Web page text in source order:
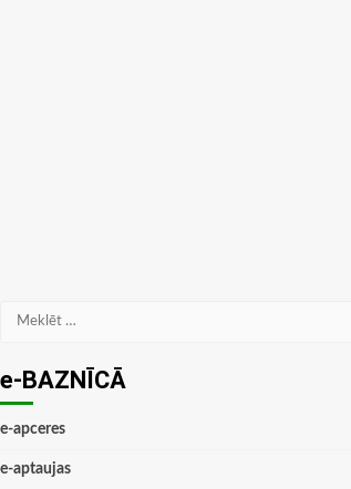
Meklēt:
e-BAZNĪCĀ
e-apceres
e-aptaujas